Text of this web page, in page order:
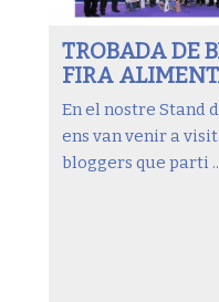
TROBADA DE
FIRA
En el nostre Stand
ens van venir a
bloggers que parti